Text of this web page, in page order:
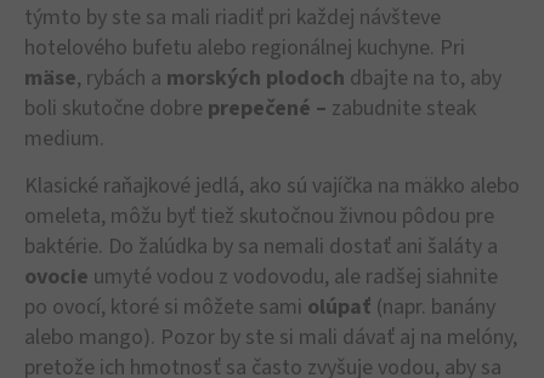
týmto by ste sa mali riadiť pri každej návšteve
hotelového bufetu alebo regionálnej kuchyne. Pri
mäse, rybách a morských plodoch dbajte na to, aby
boli skutočne dobre prepečené – zabudnite steak
medium.
Klasické raňajkové jedlá, ako sú vajíčka na mäkko alebo
omeleta, môžu byť tiež skutočnou živnou pôdou pre
baktérie. Do žalúdka by sa nemali dostať ani šaláty a
ovocie umyté vodou z vodovodu, ale radšej siahnite
po ovocí, ktoré si môžete sami olúpať (napr. banány
alebo mango). Pozor by ste si mali dávať aj na melóny,
pretože ich hmotnosť sa často zvyšuje vodou, aby sa